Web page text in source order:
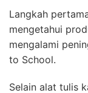
Langkah
mengetahui
mengalami
to School.
Selain alat tulis